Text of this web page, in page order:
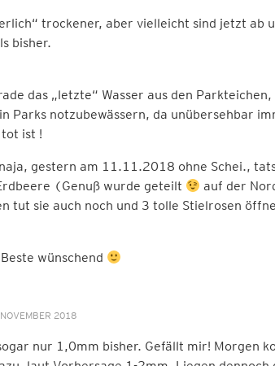
trockener, aber vielleicht sind jetzt ab
bisher.
das „letzte“ Wasser aus den
Parks notzubewässern, da unübersehbar
ist !
gestern am 11.11.2018 ohne Schei.,
(Genuß wurde geteilt
auf der
tut sie auch noch und 3 tolle Stielrosen
wünschend
2018
nur 1,0mm bisher. Gefällt mir! Morgen